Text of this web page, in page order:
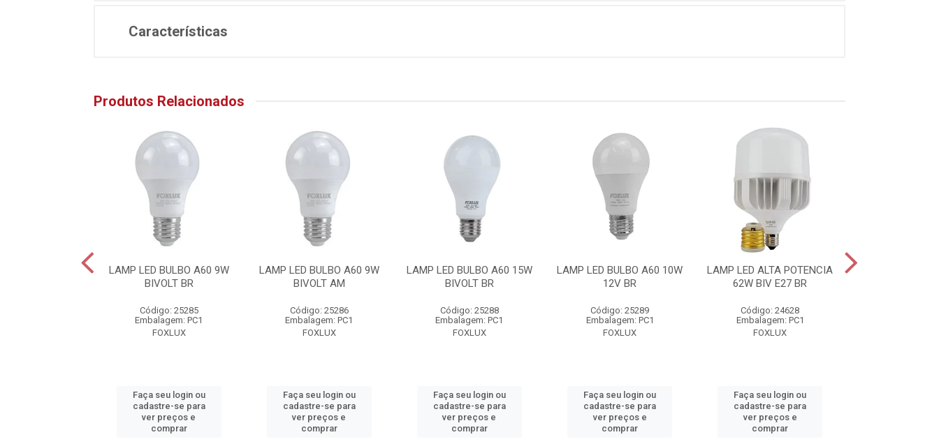
Características
Produtos Relacionados
LAMP LED BULBO A60 9W
BIVOLT BR
Código: 25285
Embalagem: PC1
FOXLUX
Faça seu login ou
cadastre-se para
ver preços e
comprar
LAMP LED BULBO A60 9W
BIVOLT AM
Código: 25286
Embalagem: PC1
FOXLUX
Faça seu login ou
cadastre-se para
ver preços e
comprar
LAMP LED BULBO A60 15W
BIVOLT BR
Código: 25288
Embalagem: PC1
FOXLUX
Faça seu login ou
cadastre-se para
ver preços e
comprar
LAMP LED BULBO A60 10W
12V BR
Código: 25289
Embalagem: PC1
FOXLUX
Faça seu login ou
cadastre-se para
ver preços e
comprar
LAMP LED ALTA POTENCIA
62W BIV E27 BR
Código: 24628
Embalagem: PC1
FOXLUX
Faça seu login ou
cadastre-se para
ver preços e
comprar